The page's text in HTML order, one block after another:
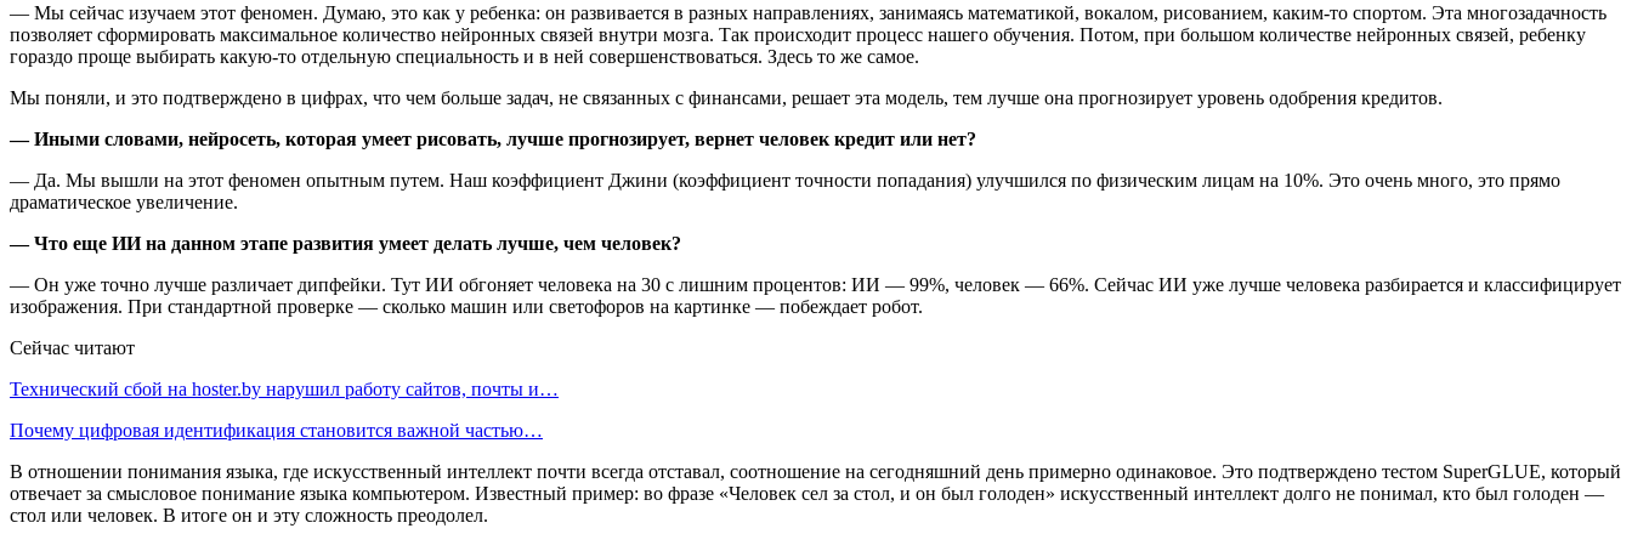
— Мы сейчас изучаем этот феномен. Думаю, это как у ребенка: он развивается в разных направлениях, занимаясь математикой, вокалом, рисованием, каким-то спортом. Эта многозадачность
позволяет сформировать максимальное количество нейронных связей внутри мозга. Так происходит процесс нашего обучения. Потом, при большом количестве нейронных связей, ребенку
гораздо проще выбирать какую-то отдельную специальность и в ней совершенствоваться. Здесь то же самое.
Мы поняли, и это подтверждено в цифрах, что чем больше задач, не связанных с финансами, решает эта модель, тем лучше она прогнозирует уровень одобрения кредитов.
— Иными словами, нейросеть, которая умеет рисовать, лучше прогнозирует, вернет человек кредит или нет?
— Да. Мы вышли на этот феномен опытным путем. Наш коэффициент Джини (коэффициент точности попадания) улучшился по физическим лицам на 10%. Это очень много, это прямо
драматическое увеличение.
— Что еще ИИ на данном этапе развития умеет делать лучше, чем человек?
— Он уже точно лучше различает дипфейки. Тут ИИ обгоняет человека на 30 с лишним процентов: ИИ — 99%, человек — 66%. Сейчас ИИ уже лучше человека разбирается и классифицирует
изображения. При стандартной проверке — сколько машин или светофоров на картинке — побеждает робот.
Сейчас читают
Технический сбой на hoster.by нарушил работу сайтов, почты и…
Почему цифровая идентификация становится важной частью…
В отношении понимания языка, где искусственный интеллект почти всегда отставал, соотношение на сегодняшний день примерно одинаковое. Это подтверждено тестом SuperGLUE, который
отвечает за смысловое понимание языка компьютером. Известный пример: во фразе «Человек сел за стол, и он был голоден» искусственный интеллект долго не понимал, кто был голоден —
стол или человек. В итоге он и эту сложность преодолел.